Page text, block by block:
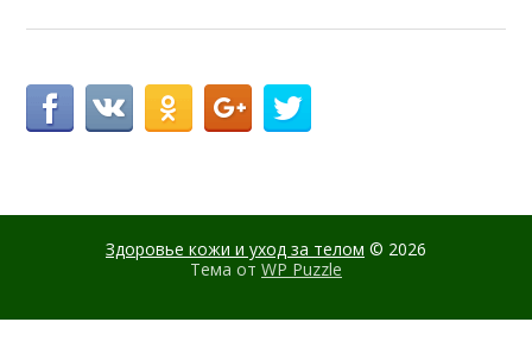
Здоровье кожи и уход за телом © 2026
Тема от WP Puzzle